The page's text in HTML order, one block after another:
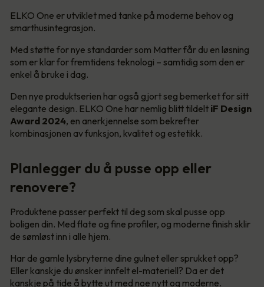
ELKO One er utviklet med tanke på moderne behov og
smarthusintegrasjon.
Med støtte for nye standarder som Matter får du en løsning
som er klar for fremtidens teknologi – samtidig som den er
enkel å bruke i dag.
Den nye produktserien har også gjort seg bemerket for sitt
elegante design. ELKO One har nemlig blitt tildelt iF Design
Award 2024, en anerkjennelse som bekrefter
kombinasjonen av funksjon, kvalitet og estetikk.
Planlegger du å pusse opp eller
renovere?
Produktene passer perfekt til deg som skal pusse opp
boligen din. Med flate og fine profiler, og moderne finish sklir
de sømløst inn i alle hjem.
Har de gamle lysbryterne dine gulnet eller sprukket opp?
Eller kanskje du ønsker innfelt el-materiell? Da er det
kanskje på tide å bytte ut med noe nytt og moderne.